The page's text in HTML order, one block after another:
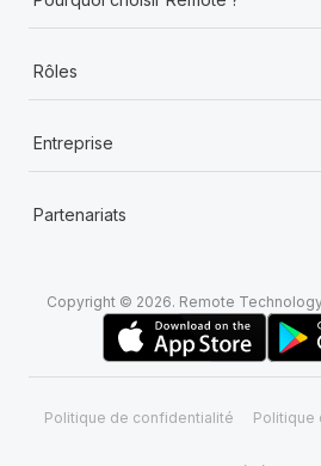
Rôles
Entreprise
Partenariats
Copyright © 2026. Remote
Politique de confidentialité Politique